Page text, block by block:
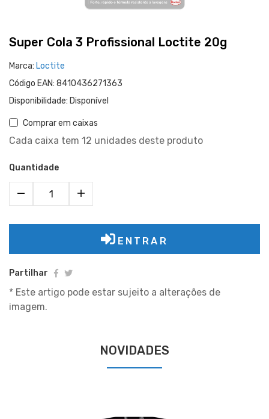
Super Cola 3 Profissional Loctite 20g
Marca: Loctite
Código EAN: 8410436271363
Disponibilidade: Disponível
Comprar em caixas
Cada caixa tem 12 unidades deste produto
Quantidade
ENTRAR
Partilhar
* Este artigo pode estar sujeito a alterações de
imagem.
NOVIDADES